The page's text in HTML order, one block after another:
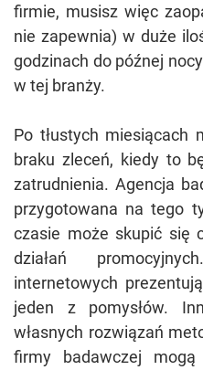
firmie, musisz więc
nie zapewnia) w duże
godzinach do późnej
w tej branży.
Po tłustych miesiącach
braku zleceń, kiedy to
zatrudnienia. Agencja
przygotowana na tego
czasie może skupić się
działań
internetowych
jeden z pomysłów.
własnych rozwiązań
firmy badawczej